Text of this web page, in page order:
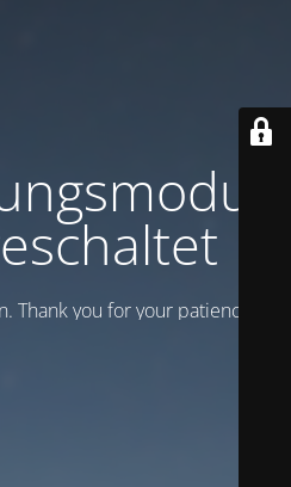
Thank you for your patience!